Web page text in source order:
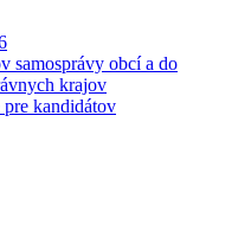
samosprávy obcí a do
krajov
kandidátov